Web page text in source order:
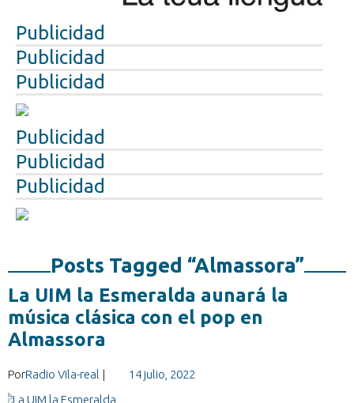
Publicidad
Publicidad
Publicidad
Publicidad
Publicidad
Publicidad
Posts Tagged “Almassora”
La UIM la Esmeralda aunará la
música clásica con el pop en
Almassora
PorRadio Vila-real | 14 julio, 2022